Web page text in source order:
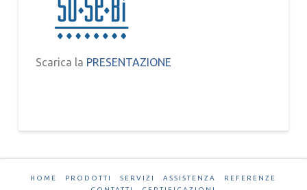
Scarica la PRESENTAZIONE
HOME PRODOTTI SERVIZI ASSISTENZA
REFERENZE